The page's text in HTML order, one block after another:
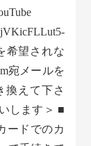
希望されな
宛メールを
えて下さ
します＞ ■
ードでのカ